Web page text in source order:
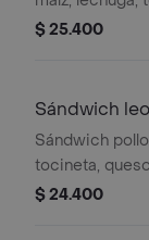
pimentón,
$ 25.400
Sándwich
Sándwich
tocineta,
cebolla, miel
$ 24.400